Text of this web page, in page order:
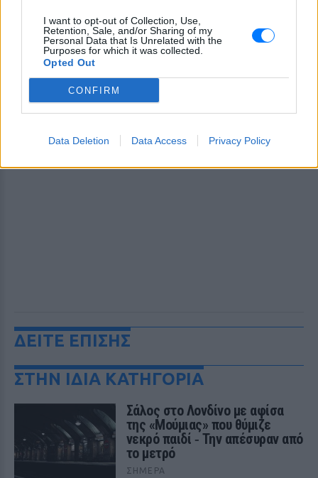
I want to opt-out of Collection, Use,
Retention, Sale, and/or Sharing of my
Personal Data that Is Unrelated with the
Purposes for which it was collected.
Opted Out
CONFIRM
Data Deletion Data Access Privacy Policy
ΔΕΙΤΕ ΕΠΙΣΗΣ
ΣΤΗΝ ΙΔΙΑ ΚΑΤΗΓΟΡΙΑ
Σάλος στο Λονδίνο με αφίσα
της «Μούμιας» που θύμιζε
νεκρό παιδί ‑ Την απέσυραν από
το μετρό
ΣΉΜΕΡΑ